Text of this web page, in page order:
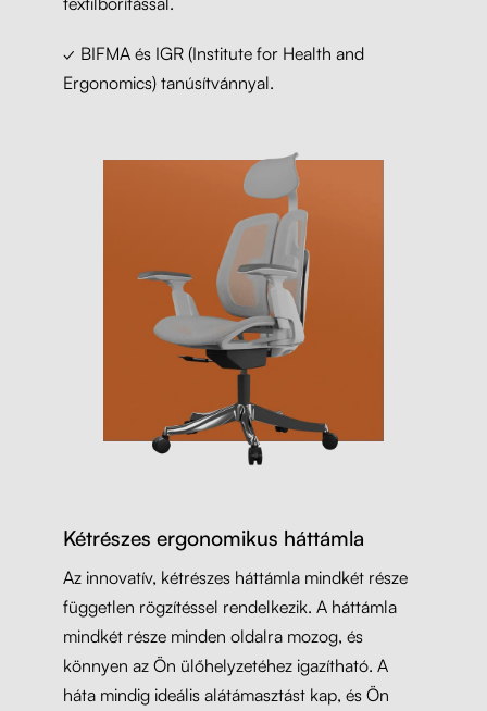
✓ BIFMA és IGR (Institute for Health and
Ergonomics) tanúsítvánnyal.
Kétrészes ergonomikus háttámla
Az innovatív, kétrészes háttámla mindkét része
független rögzítéssel rendelkezik. A háttámla
mindkét része minden oldalra mozog, és
könnyen az Ön ülőhelyzetéhez igazítható. A
háta mindig ideális alátámasztást kap, és Ön